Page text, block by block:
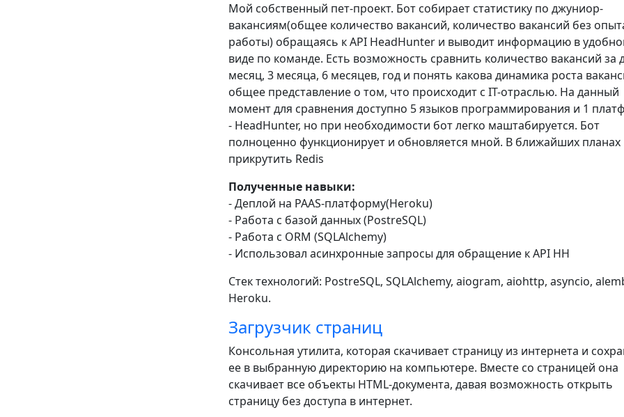
Мой собственный пет-проект. Бот собирает статистику по джуниор-
вакансиям(общее количество вакансий, количество вакансий без
работы) обращаясь к API HeadHunter и выводит информацию в
виде по команде. Есть возможность сравнить количество вакансий за
месяц, 3 месяца, 6 месяцев, год и понять какова динамика роста
общее представление о том, что происходит с IT-отраслью. На данный
момент для сравнения доступно 5 языков программирования и 1
- HeadHunter, но при необходимости бот легко маштабируется. Бот
полноценно функционирует и обновляется мной. В ближайших планах
прикрутить Redis
Полученные навыки:
- Деплой на PAAS-платформу(Heroku)
- Работа с базой данных (PostreSQL)
- Работа с ORM (SQLAlchemy)
- Использовал асинхронные запросы для обращение к API HH
Стек технологий: PostreSQL, SQLAlchemy, aiogram, aiohttp, asyncio,
Heroku.
Загрузчик страниц
Консольная утилита, которая скачивает страницу из интернета и
ее в выбранную директорию на компьютере. Вместе со страницей она
скачивает все объекты HTML-документа, давая возможность открыть
страницу без доступа в интернет.